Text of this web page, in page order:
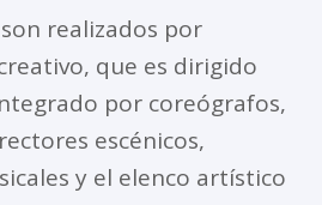
realizados por
que es dirigido
por coreógrafos,
escénicos,
y el elenco artístico